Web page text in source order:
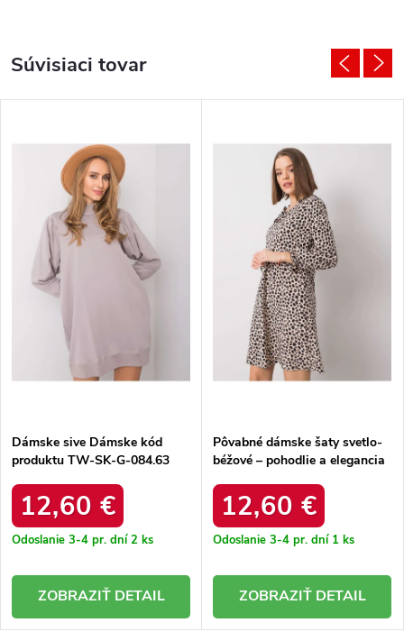
Súvisiaci tovar
Dámske sive Dámske kód
produktu TW-SK-G-084.63
12,60 €
Odoslanie 3-4 pr. dní2 ks
DETAIL
Pôvabné dámske šaty svetlo-
béžové – pohodlie a elegancia
12,60 €
Odoslanie 3-4 pr. dní 1 ks
DETAIL